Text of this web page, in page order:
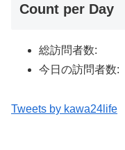
Count per Day
総訪問者数:
今日の訪問者数:
Tweets by kawa24life